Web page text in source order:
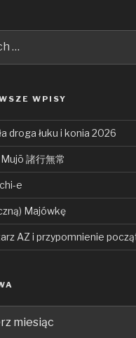
WPISY
droga łuku i konia 2026
諸行無常
e
Majówkę
AZ i przypomnienie